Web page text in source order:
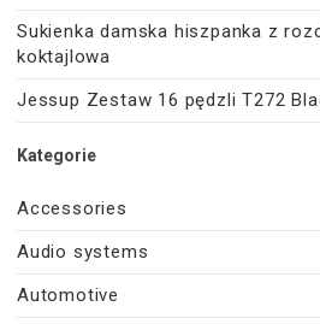
Sukienka damska hiszpanka z
koktajlowa
Jessup Zestaw 16 pędzli T272
Kategorie
Accessories
Audio systems
Automotive